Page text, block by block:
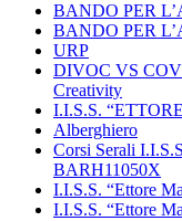
BANDO PER
BANDO PER
URP
DIVOC VS
Creativity
I.I.S.S.
Alberghiero
Corsi Serali
BARH11050X
I.I.S.S. “Ettore
I.I.S.S. “Ettore